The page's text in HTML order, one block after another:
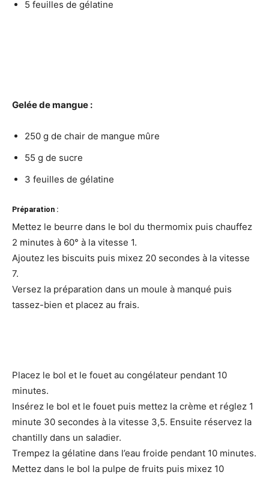
5 feuilles de gélatine
Gelée de mangue :
250 g de chair de mangue mûre
55 g de sucre
3 feuilles de gélatine
Préparation :
Mettez le beurre dans le bol du thermomix puis chauffez
2 minutes à 60° à la vitesse 1.
Ajoutez les biscuits puis mixez 20 secondes à la vitesse
7.
Versez la préparation dans un moule à manqué puis
tassez-bien et placez au frais.
Placez le bol et le fouet au congélateur pendant 10
minutes.
Insérez le bol et le fouet puis mettez la crème et réglez 1
minute 30 secondes à la vitesse 3,5. Ensuite réservez la
chantilly dans un saladier.
Trempez la gélatine dans l’eau froide pendant 10 minutes.
Mettez dans le bol la pulpe de fruits puis mixez 10